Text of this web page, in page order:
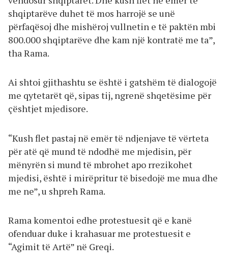
shqiptarëve duhet të mos harrojë se unë
përfaqësoj dhe mishëroj vullnetin e të paktën mbi
800.000 shqiptarëve dhe kam një kontratë me ta”,
tha Rama.
Ai shtoi gjithashtu se është i gatshëm të dialogojë
me qytetarët që, sipas tij, ngrenë shqetësime për
çështjet mjedisore.
“Kush flet pastaj në emër të ndjenjave të vërteta
për atë që mund të ndodhë me mjedisin, për
mënyrën si mund të mbrohet apo rrezikohet
mjedisi, është i mirëpritur të bisedojë me mua dhe
me ne”, u shpreh Rama.
Rama komentoi edhe protestuesit që e kanë
ofenduar duke i krahasuar me protestuesit e
“Agimit të Artë” në Greqi.